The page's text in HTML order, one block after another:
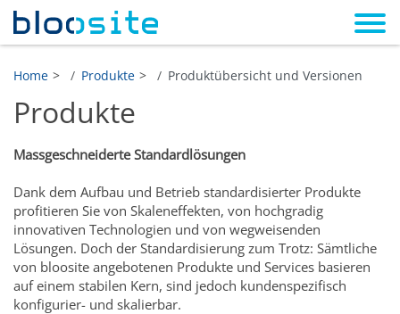
Home Produkte Produktübersicht und Versionen
Produkte
Massgeschneiderte Standardlösungen
Dank dem Aufbau und Betrieb standardisierter Produkte
profitieren Sie von Skaleneffekten, von hochgradig
innovativen Technologien und von wegweisenden
Lösungen. Doch der Standardisierung zum Trotz: Sämtliche
von bloosite angebotenen Produkte und Services basieren
auf einem stabilen Kern, sind jedoch kundenspezifisch
konfigurier- und skalierbar.